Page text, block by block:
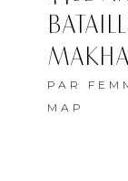
PAR
MAP